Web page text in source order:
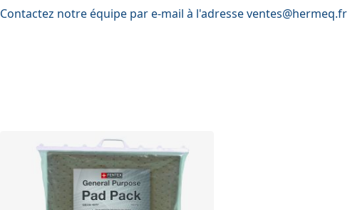
Contactez notre équipe par e-mail à l'adresseventes@hermeq.fr